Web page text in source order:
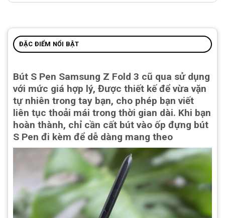
ĐẶC ĐIỂM NỔI BẬT
Bút S Pen Samsung Z Fold 3 cũ qua sử dụng
với mức giá hợp lý, Được thiết kế để vừa vặn
tự nhiên trong tay bạn, cho phép bạn viết
liên tục thoải mái trong thời gian dài. Khi bạn
hoàn thành, chỉ cần cất bút vào ốp đựng bút
S Pen đi kèm để dễ dàng mang theo